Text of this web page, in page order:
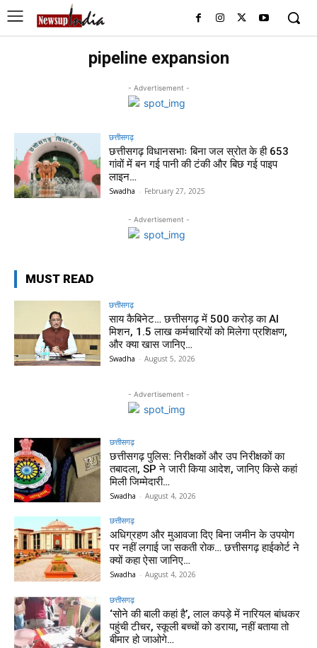
pipeline expansion
- Advertisement -
छत्तीसगढ़
छत्तीसगढ़ विधानसभाः बिना जल स्रोत के ही 653
गांवों में बन गई पानी की टंकी और बिछ गई पाइप
लाइन…
Swadha - February 27, 2025
- Advertisement -
MUST READ
छत्तीसगढ़
साय कैबिनेट… छत्तीसगढ़ में 500 करोड़ का AI
मिशन, 1.5 लाख कर्मचारियों को मिलेगा प्रशिक्षण,
और क्या खास जानिए…
Swadha - August 5, 2026
- Advertisement -
छत्तीसगढ़
छत्तीसगढ़ पुलिस: निरीक्षकों और उप निरीक्षकों का
तबादला, SP ने जारी किया आदेश, जानिए किसे कहां
मिली जिम्मेदारी…
Swadha - August 4, 2026
छत्तीसगढ़
अधिग्रहण और मुआवजा दिए बिना जमीन के उपयोग
पर नहीं लगाई जा सकती रोक… छत्तीसगढ़ हाईकोर्ट ने
क्यों कहा ऐसा जानिए…
Swadha - August 4, 2026
छत्तीसगढ़
‘सोने की बाली कहां है’, लाल कपड़े में नारियल बांधकर
पहुंची टीचर, स्कूली बच्चों को डराया, नहीं बताया तो
बीमार हो जाओगे…